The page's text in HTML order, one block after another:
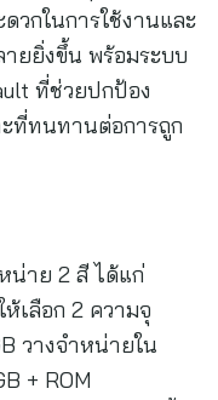
วกในการใช้งานและ
ยยิ่งขึ้น พร้อมระบบ
ที่ช่วยปกป้อง
ที่ทนทานต่อการถูก
น่าย 2 สี ได้แก่
เลือก 2 ความจุ
วางจำหน่ายใน
+ ROM